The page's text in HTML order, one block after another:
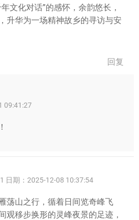
文化对话”的感怀，余韵悠长，
升华为一场精神故乡的寻访与安
回复
09:41:27
日期：2025-12-08 10:37:54
荡山之行，循着日间览奇峰飞
观移步换形的灵峰夜景的足迹，